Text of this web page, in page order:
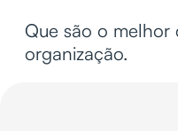
Que são o melhor
organização.